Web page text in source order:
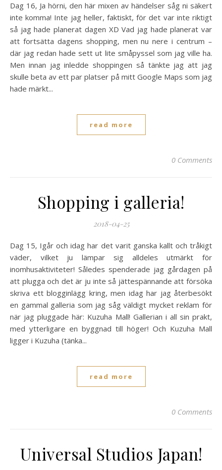
Dag 16, Ja hörni, den här mixen av händelser såg ni säkert
inte komma! Inte jag heller, faktiskt, för det var inte riktigt
så jag hade planerat dagen XD Vad jag hade planerat var
att fortsätta dagens shopping, men nu nere i centrum –
där jag redan hade sett ut lite småpyssel som jag ville ha.
Men innan jag inledde shoppingen så tänkte jag att jag
skulle beta av ett par platser på mitt Google Maps som jag
hade märkt...
read more
0 Comments
Shopping i galleria!
2018-04-25
Dag 15, Igår och idag har det varit ganska kallt och tråkigt
väder, vilket ju lämpar sig alldeles utmärkt för
inomhusaktiviteter! Således spenderade jag gårdagen på
att plugga och det är ju inte så jättespännande att försöka
skriva ett blogginlägg kring, men idag har jag återbesökt
en gammal galleria som jag såg väldigt mycket reklam för
när jag pluggade här: Kuzuha Mall! Gallerian i all sin prakt,
med ytterligare en byggnad till höger! Och Kuzuha Mall
ligger i Kuzuha (tänka...
read more
0 Comments
Universal Studios Japan!